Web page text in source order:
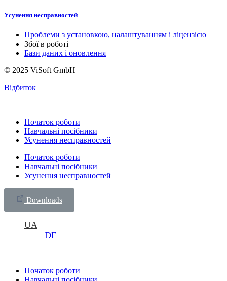
Усунення несправностей
Проблеми з установкою, налаштуванням і ліцензією
Збої в роботі
Бази даних і оновлення
© 2025 ViSoft GmbH
Відбиток
Початок роботи
Навчальні посібники
Усунення несправностей
Початок роботи
Навчальні посібники
Усунення несправностей
Downloads
UA
DE
Початок роботи